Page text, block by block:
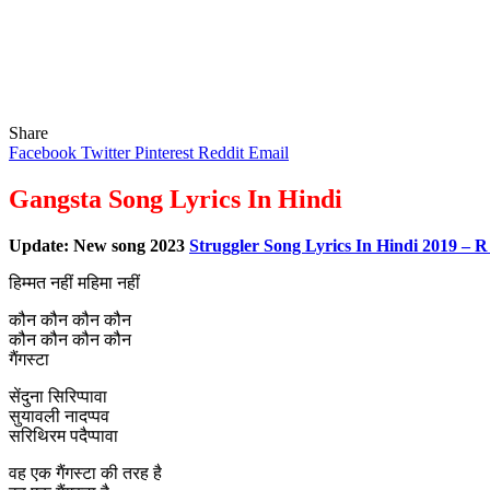
Share
Facebook Twitter Pinterest Reddit Email
Gangsta Song Lyrics In Hindi
Update: New song 2023 Struggler Song Lyrics In Hindi 2019 –
हिम्मत नहीं महिमा नहीं
कौन कौन कौन कौन
कौन कौन कौन कौन
गैंगस्टा
सेंदुना सिरिप्पावा
सुयावली नादप्पव
सरिथिरम पदैप्पावा
वह एक गैंगस्टा की तरह है